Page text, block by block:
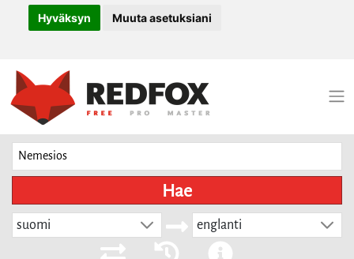
Hyväksyn Muuta asetuksiani
Hae
suomi englanti